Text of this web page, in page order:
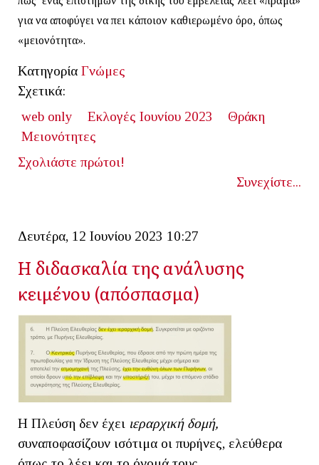
για να αποφύγει να πει κάποιον καθιερωμένο όρο, όπως
«μειονότητα».
Κατηγορία Γνώμες
Σχετικά:
web only
Εκλογές Ιουνίου 2023
Θράκη
Μειονότητες
Σχολιάστε πρώτοι!
Συνεχίστε...
Δευτέρα, 12 Ιουνίου 2023 10:27
Η διδασκαλία της ανάλυσης
κειμένου (απόσπασμα)
Η Πλεύση δεν έχει ιεραρχική δομή,
συναποφασίζουν ισότιμα οι πυρήνες, ελεύθερα